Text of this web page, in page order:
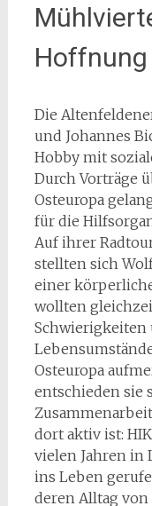
Die
und Johannes
Hobby mit
Durch Vorträge
Osteuropa
für die
Auf ihrer
stellten sich
einer
wollten
Schwierigkeiten
Osteuropa
entschieden sie
dort aktiv ist:
vielen Jahren in
ins Leben
deren Alltag